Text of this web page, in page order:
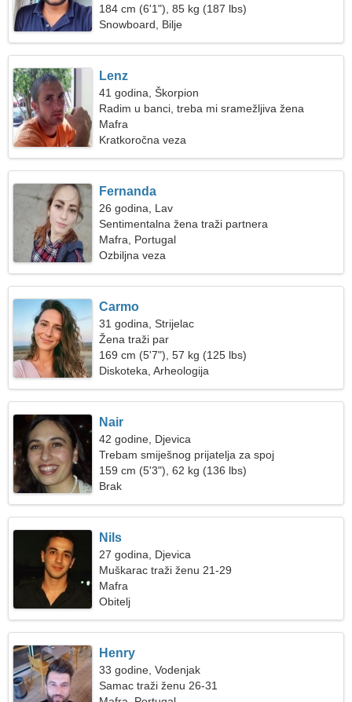
184 cm (6'1"), 85 kg (187 lbs)
Snowboard, Bilje
Lenz
41 godina, Škorpion
Radim u banci, treba mi sramežljiva žena
Mafra
Kratkoročna veza
Fernanda
26 godina, Lav
Sentimentalna žena traži partnera
Mafra, Portugal
Ozbiljna veza
Carmo
31 godina, Strijelac
Žena traži par
169 cm (5'7"), 57 kg (125 lbs)
Diskoteka, Arheologija
Nair
42 godine, Djevica
Trebam smiješnog prijatelja za spoj
159 cm (5'3"), 62 kg (136 lbs)
Brak
Nils
27 godina, Djevica
Muškarac traži ženu 21-29
Mafra
Obitelj
Henry
33 godine, Vodenjak
Samac traži ženu 26-31